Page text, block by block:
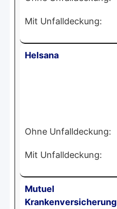
Mit Unfalldeckung:
Helsana
Ohne Unfalldeckung:
Mit Unfalldeckung:
Mutuel
Krankenversicherung